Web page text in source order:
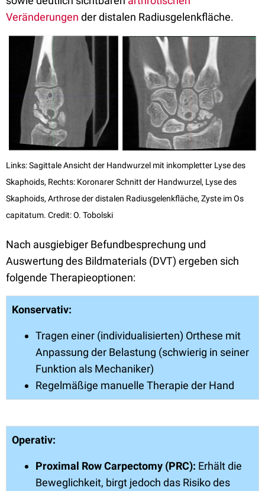
Veränderungen der distalen Radiusgelenkfläche.
Links: Sagittale Ansicht der Handwurzel mit inkompletter Lyse des
Skaphoids, Rechts: Koronarer Schnitt der Handwurzel, Lyse des
Skaphoids, Arthrose der distalen Radiusgelenkfläche, Zyste im Os
capitatum. Credit: O. Tobolski
Nach ausgiebiger Befundbesprechung und
Auswertung des Bildmaterials (DVT) ergeben sich
folgende Therapieoptionen:
Konservativ:
Tragen einer (individualisierten) Orthese mit
Anpassung der Belastung (schwierig in seiner
Funktion als Mechaniker)
Regelmäßige manuelle Therapie der Hand
Operativ:
Proximal Row Carpectomy (PRC): Erhält die
Beweglichkeit, birgt jedoch das Risiko des